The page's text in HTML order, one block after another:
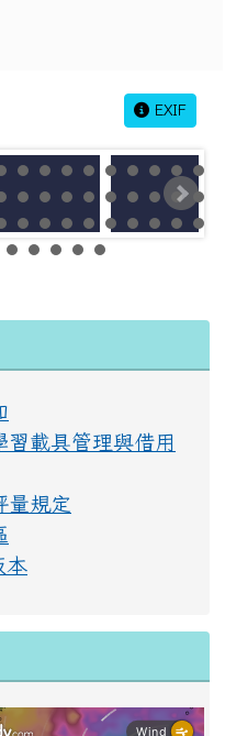
EXIF
習載具管理與借用
量規定
本